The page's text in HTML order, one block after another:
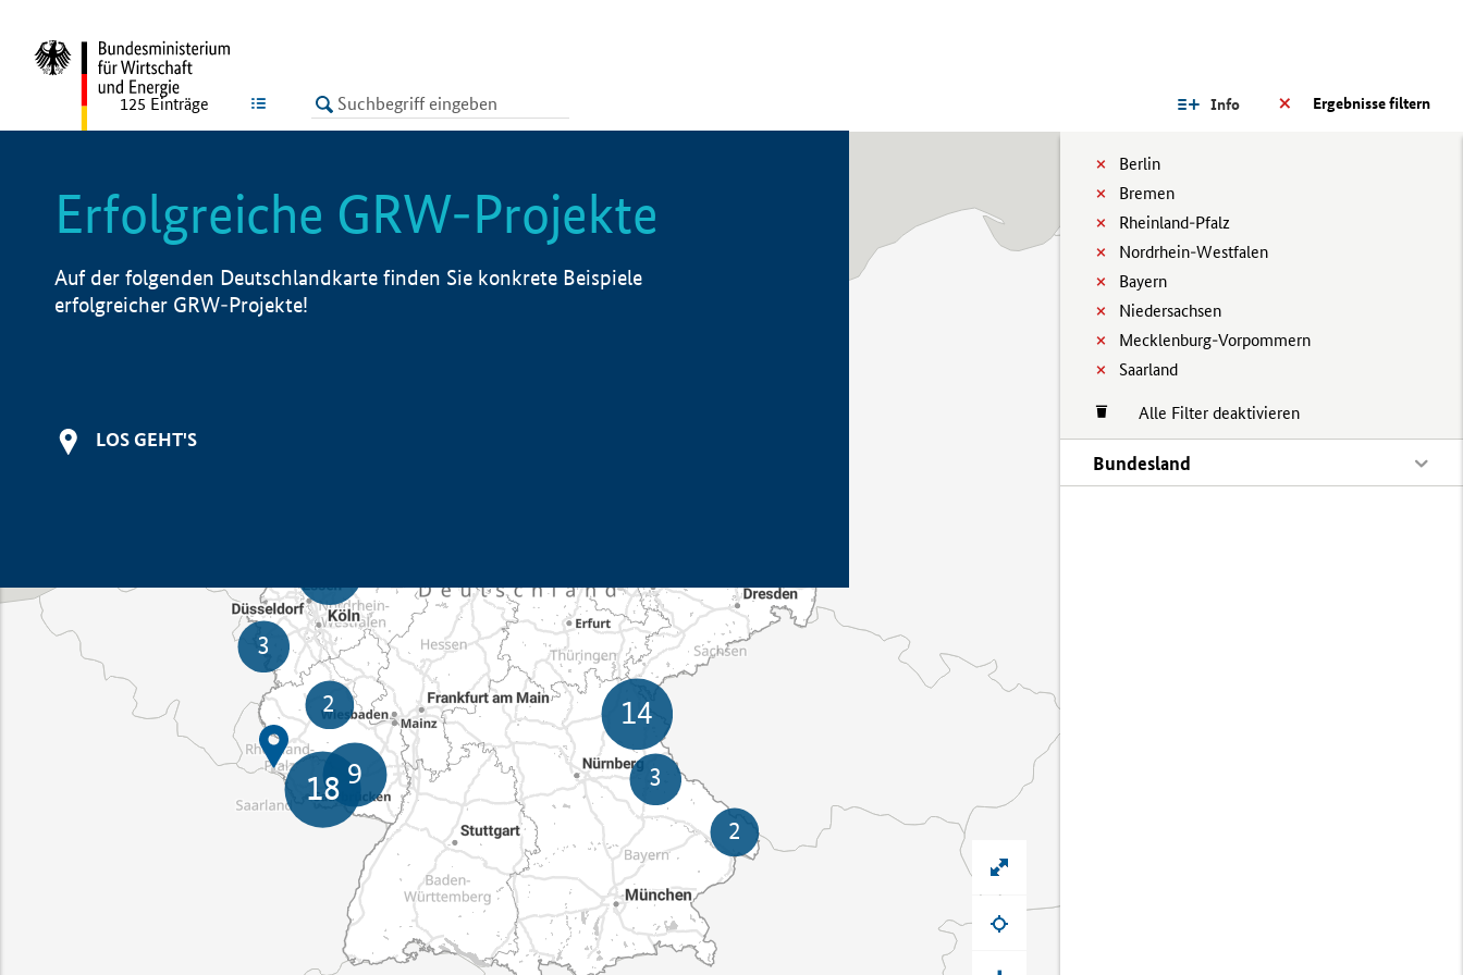
LISTE Ergebnisse filtern
Info
Berlin
Bremen
Rheinland-Pfalz
Nordrhein-Westfalen
Bayern
Niedersachsen
Mecklenburg-Vorpommern
Saarland
Alle Filter deaktivieren
Bundesland
125 Einträge
Erfolgreiche GRW-Projekte
Auf der folgenden Deutschlandkarte finden Sie konkrete Beispiele
erfolgreicher GRW-Projekte!
LOS GEHT'S